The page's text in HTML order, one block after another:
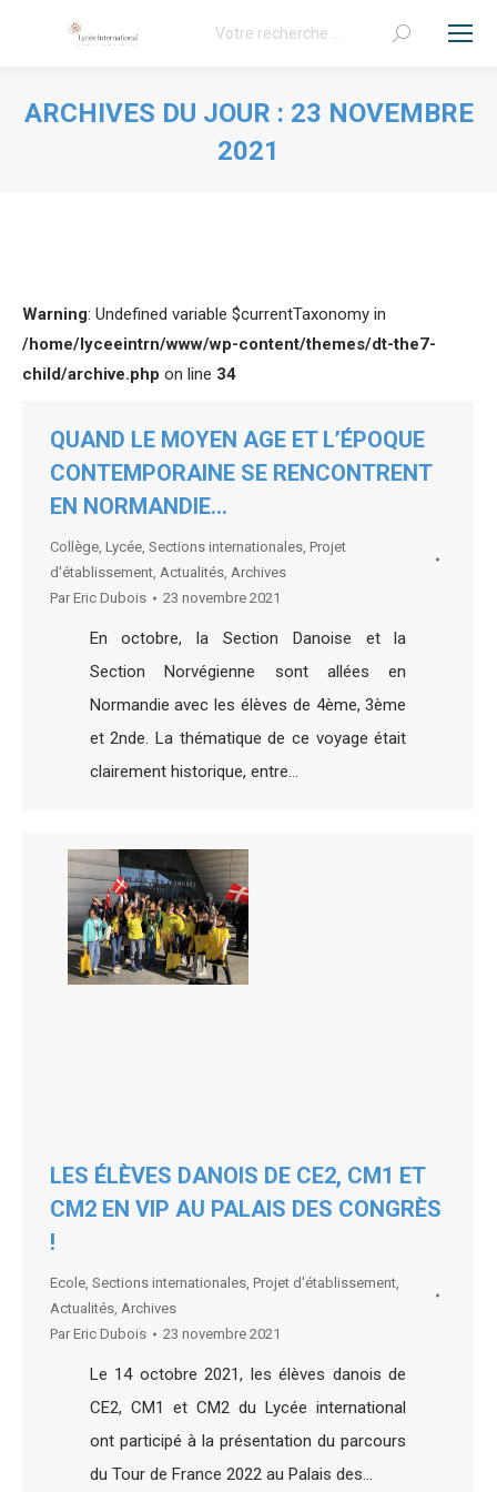
Recherche
ARCHIVES DU JOUR : 23 NOVEMBRE
2021
Warning: Undefined variable $currentTaxonomy in
/home/lyceeintrn/www/wp-content/themes/dt-the7-
child/archive.php on line 34
QUAND LE MOYEN AGE ET L’ÉPOQUE
CONTEMPORAINE SE RENCONTRENT
EN NORMANDIE…
Collège, Lycée, Sections internationales, Projet
d'établissement, Actualités, Archives
Par Eric Dubois 23 novembre 2021
En octobre, la Section Danoise et la
Section Norvégienne sont allées en
Normandie avec les élèves de 4ème, 3ème
et 2nde. La thématique de ce voyage était
clairement historique, entre…
LES ÉLÈVES DANOIS DE CE2, CM1 ET
CM2 EN VIP AU PALAIS DES CONGRÈS
!
Ecole, Sections internationales, Projet d'établissement,
Actualités, Archives
Par Eric Dubois 23 novembre 2021
Le 14 octobre 2021, les élèves danois de
CE2, CM1 et CM2 du Lycée international
ont participé à la présentation du parcours
du Tour de France 2022 au Palais des…